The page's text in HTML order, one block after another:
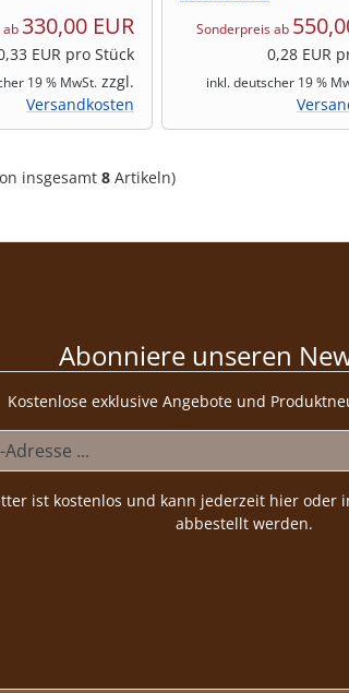
ab 330,00 EUR
EUR pro Stück
19 % MwSt. zzgl.
Versandkosten
Sonderpreis ab
0,28 EUR
inkl. deutscher 19 %
insgesamt 8 Artikeln)
Abonniere unseren
Kostenlose exklusive Angebote und
ist kostenlos und kann jederzeit hier oder
abbestellt werden.